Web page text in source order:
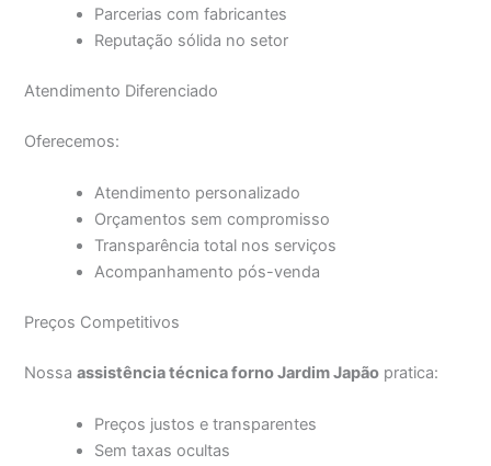
Parcerias com fabricantes
Reputação sólida no setor
Atendimento Diferenciado
Oferecemos:
Atendimento personalizado
Orçamentos sem compromisso
Transparência total nos serviços
Acompanhamento pós-venda
Preços Competitivos
Nossaassistência técnica forno Jardim Japão pratica:
Preços justos e transparentes
Sem taxas ocultas